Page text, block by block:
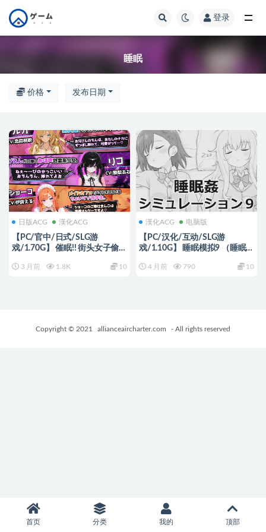
登录
睡眠
价格 发布日期
日版ACG 漢化ACG
【PC/官中/日式/SLG游
戏/1.70G】 催眠!! 街头女子偷拍
中版+日式SLG游戏+1.70G
3 月前 1.8K 10
漢化ACG 电脑版
【PC/汉化/互动/SLG游
戏/1.10G】 睡眠模拟9 （睡眠○
RC2 正式版+互动SLG游戏
4 月前 790 10
Copyright © 2021 allianceaircharter.com - All rights reserved
首页 分类 我的 顶部